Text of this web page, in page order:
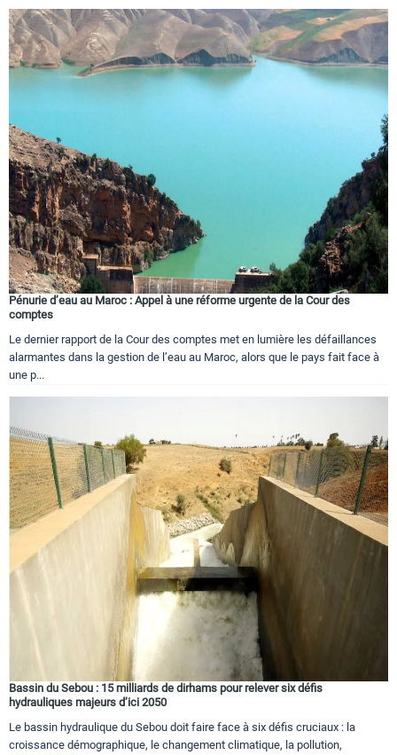
Pénurie d’eau au Maroc : Appel à une réforme urgente de la Cour des
comptes
Le dernier rapport de la Cour des comptes met en lumière les défaillances
alarmantes dans la gestion de l’eau au Maroc, alors que le pays fait face à
une p...
Bassin du Sebou : 15 milliards de dirhams pour relever six défis
hydrauliques majeurs d’ici 2050
Le bassin hydraulique du Sebou doit faire face à six défis cruciaux : la
croissance démographique, le changement climatique, la pollution,